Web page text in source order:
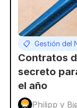
📋  Gestión del
Contratos
secreto
el año
Philipp y